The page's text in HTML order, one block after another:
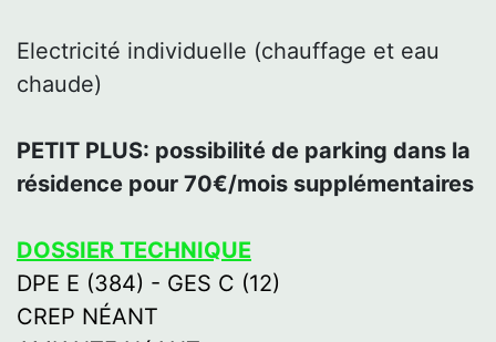
Electricité individuelle (chauffage et eau
chaude)
PETIT PLUS: possibilité de parking dans la
résidence pour 70€/mois supplémentaires
DOSSIER TECHNIQUE
DPE E (384) - GES C (12)
CREP NÉANT